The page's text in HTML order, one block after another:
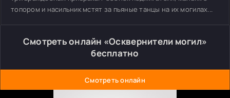
топором и насильник мстят за пьяные танцы на их могилах...
Смотреть онлайн «Осквернители могил»
бесплатно
Смотреть онлайн